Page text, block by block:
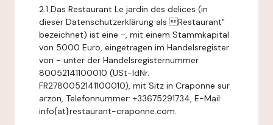
2.1 Das Restaurant Le jardin des delices (in
dieser Datenschutzerklärung als Restaurant"
bezeichnet) ist eine -, mit einem Stammkapital
von 5000 Euro, eingetragen im Handelsregister
von - unter der Handelsregisternummer
80052141100010 (USt-IdNr.
FR2780052141100010), mit Sitz in Craponne sur
arzon, Telefonnummer: +33675291734, E-Mail:
info{at}restaurant-craponne.com.